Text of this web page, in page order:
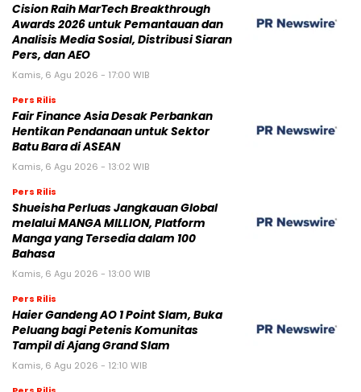
Cision Raih MarTech Breakthrough
Awards 2026 untuk Pemantauan dan
Analisis Media Sosial, Distribusi Siaran
Pers, dan AEO
Kamis, 6 Agu 2026 - 17:00 WIB
Pers Rilis
Fair Finance Asia Desak Perbankan
Hentikan Pendanaan untuk Sektor
Batu Bara di ASEAN
Kamis, 6 Agu 2026 - 13:02 WIB
Pers Rilis
Shueisha Perluas Jangkauan Global
melalui MANGA MILLION, Platform
Manga yang Tersedia dalam 100
Bahasa
Kamis, 6 Agu 2026 - 13:00 WIB
Pers Rilis
Haier Gandeng AO 1 Point Slam, Buka
Peluang bagi Petenis Komunitas
Tampil di Ajang Grand Slam
Kamis, 6 Agu 2026 - 12:10 WIB